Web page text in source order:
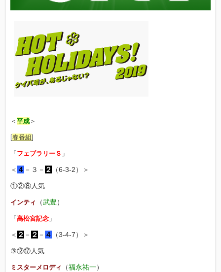
＜ 平成 ＞
[春番組]
「 フェブラリーＳ 」
＜ ４ －３－ ２ （6-3-2）＞
①②⑧人気
インティ （武豊）
「 高松宮記念 」
＜ ２ － ２ － ４ （3-4-7）＞
③⑫⑰人気
ミスターメロディ （福永祐一）